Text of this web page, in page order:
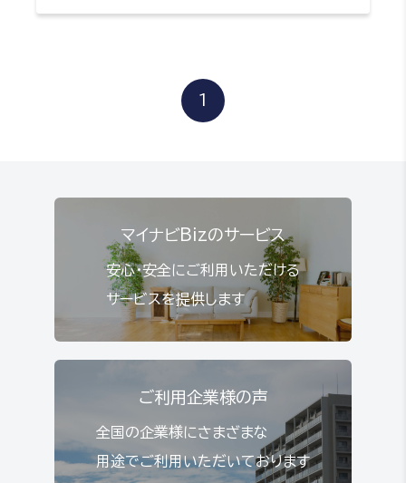
1
マイナビBizのサービス
安心・安全にご利用いただける
サービスを提供します
ご利用企業様の声
全国の企業様にさまざまな
用途でご利用いただいております